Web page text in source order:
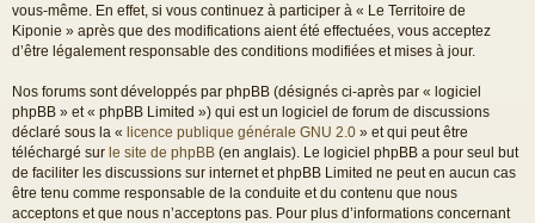
vous-même. En effet, si vous continuez à participer à « Le Territoire de
Kiponie » après que des modifications aient été effectuées, vous acceptez
d’être légalement responsable des conditions modifiées et mises à jour.
Nos forums sont développés par phpBB (désignés ci-après par « logiciel
phpBB » et « phpBB Limited ») qui est un logiciel de forum de discussions
déclaré sous la « licence publique générale GNU 2.0 » et qui peut être
téléchargé sur le site de phpBB (en anglais). Le logiciel phpBB a pour seul but
de faciliter les discussions sur internet et phpBB Limited ne peut en aucun cas
être tenu comme responsable de la conduite et du contenu que nous
acceptons et que nous n’acceptons pas. Pour plus d’informations concernant